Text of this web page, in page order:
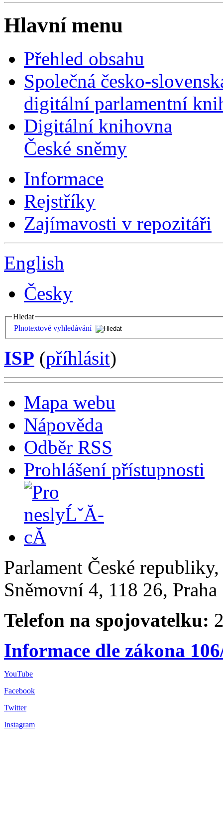
Hlavní menu
Přehled obsahu
Společná česko-
digitální parlamentní
Digitální knihovna
České sněmy
Informace
Rejstříky
Zajímavosti v repozitáři
English
Česky
Hledat
Plnotextové vyhledávání
ISP (příhlásit)
Mapa webu
Nápověda
Odběr RSS
Prohlášení přístupnosti
Parlament České
Sněmovní 4, 118 26,
Telefon na spojovatelku:
Informace dle zákona
YouTube
Facebook
Twitter
Instagram